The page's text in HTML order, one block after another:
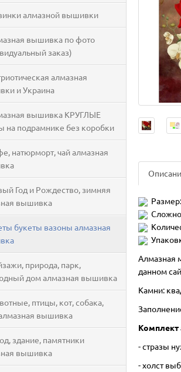
алмазной вышивки
вышивка по фото
заказ)
алмазная
и Украина
вышивка КРУГЛЫЕ
на подрамнике без коробки
натюрморт, чай алмазная
Год и Рождество, зимняя
вышивка
букеты вазоны алмазная
природа, парк,
дом алмазная вышивка
птицы, кот, собака,
вышивка
здание, памятники
вышивка
Алмазная
данном
Камни:
Комплект
- стразы
- холст